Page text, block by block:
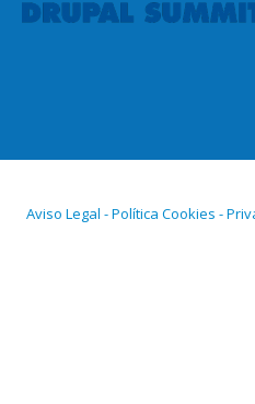
Aviso Legal - Política Cookies -